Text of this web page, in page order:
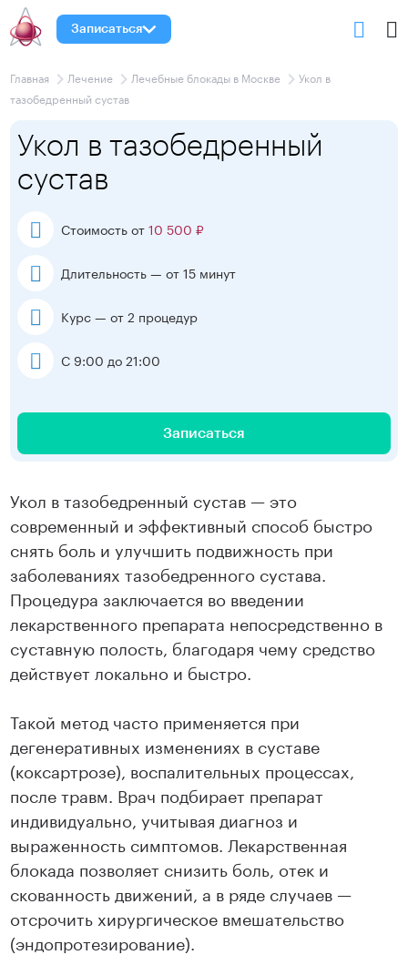
Записаться
Главная Лечение Лечебные блокады в Москве
Укол в
тазобедренный сустав
Укол в тазобедренный
сустав
Стоимость от10 500 ₽
Длительность — от 15 минут
Курс — от 2 процедур
С 9:00 до 21:00
Записаться
Укол в тазобедренный сустав — это
современный и эффективный способ быстро
снять боль и улучшить подвижность при
заболеваниях тазобедренного сустава.
Процедура заключается во введении
лекарственного препарата непосредственно в
суставную полость, благодаря чему средство
действует локально и быстро.
Такой метод часто применяется при
дегенеративных изменениях в суставе
(коксартрозе), воспалительных процессах,
после травм. Врач подбирает препарат
индивидуально, учитывая диагноз и
выраженность симптомов. Лекарственная
блокада позволяет снизить боль, отек и
скованность движений, а в ряде случаев —
отсрочить хирургическое вмешательство
(эндопротезирование).